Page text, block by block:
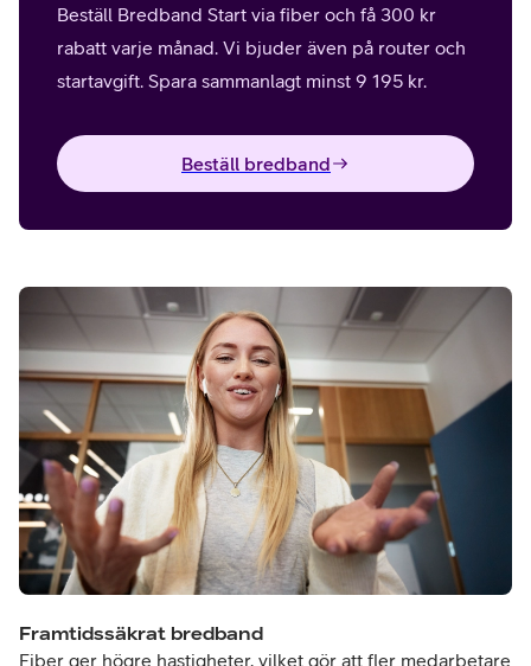
Beställ Bredband Start via fiber och få 300 kr
rabatt varje månad. Vi bjuder även på router och
startavgift. Spara sammanlagt minst 9 195 kr.
Beställ bredband
Framtidssäkrat bredband
Fiber ger högre hastigheter, vilket gör att fler medarbetare